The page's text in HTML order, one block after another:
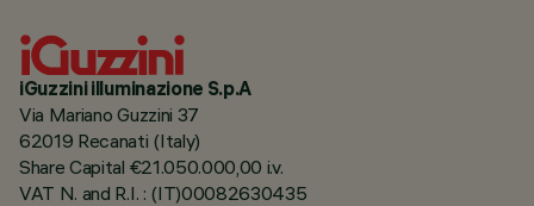
iGuzzini illuminazione S.p.A
Via Mariano Guzzini 37
62019 Recanati (Italy)
Share Capital €21.050.000,00 i.v.
VAT N. and R.I. : (IT)00082630435